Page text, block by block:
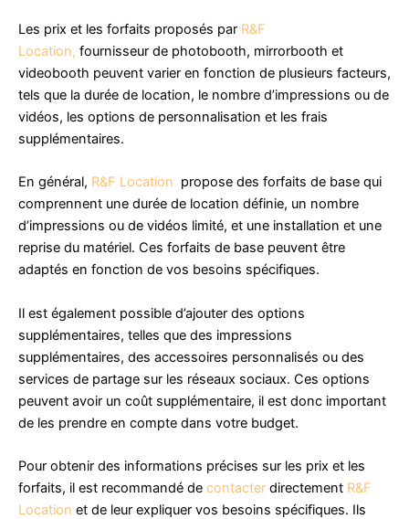
Les prix et les forfaits proposés par R&F
Location, fournisseur de photobooth, mirrorbooth et
videobooth peuvent varier en fonction de plusieurs facteurs,
tels que la durée de location, le nombre d’impressions ou de
vidéos, les options de personnalisation et les frais
supplémentaires.
En général, R&F Location propose des forfaits de base qui
comprennent une durée de location définie, un nombre
d’impressions ou de vidéos limité, et une installation et une
reprise du matériel. Ces forfaits de base peuvent être
adaptés en fonction de vos besoins spécifiques.
Il est également possible d’ajouter des options
supplémentaires, telles que des impressions
supplémentaires, des accessoires personnalisés ou des
services de partage sur les réseaux sociaux. Ces options
peuvent avoir un coût supplémentaire, il est donc important
de les prendre en compte dans votre budget.
Pour obtenir des informations précises sur les prix et les
forfaits, il est recommandé de contacter directement R&F
Location et de leur expliquer vos besoins spécifiques. Ils